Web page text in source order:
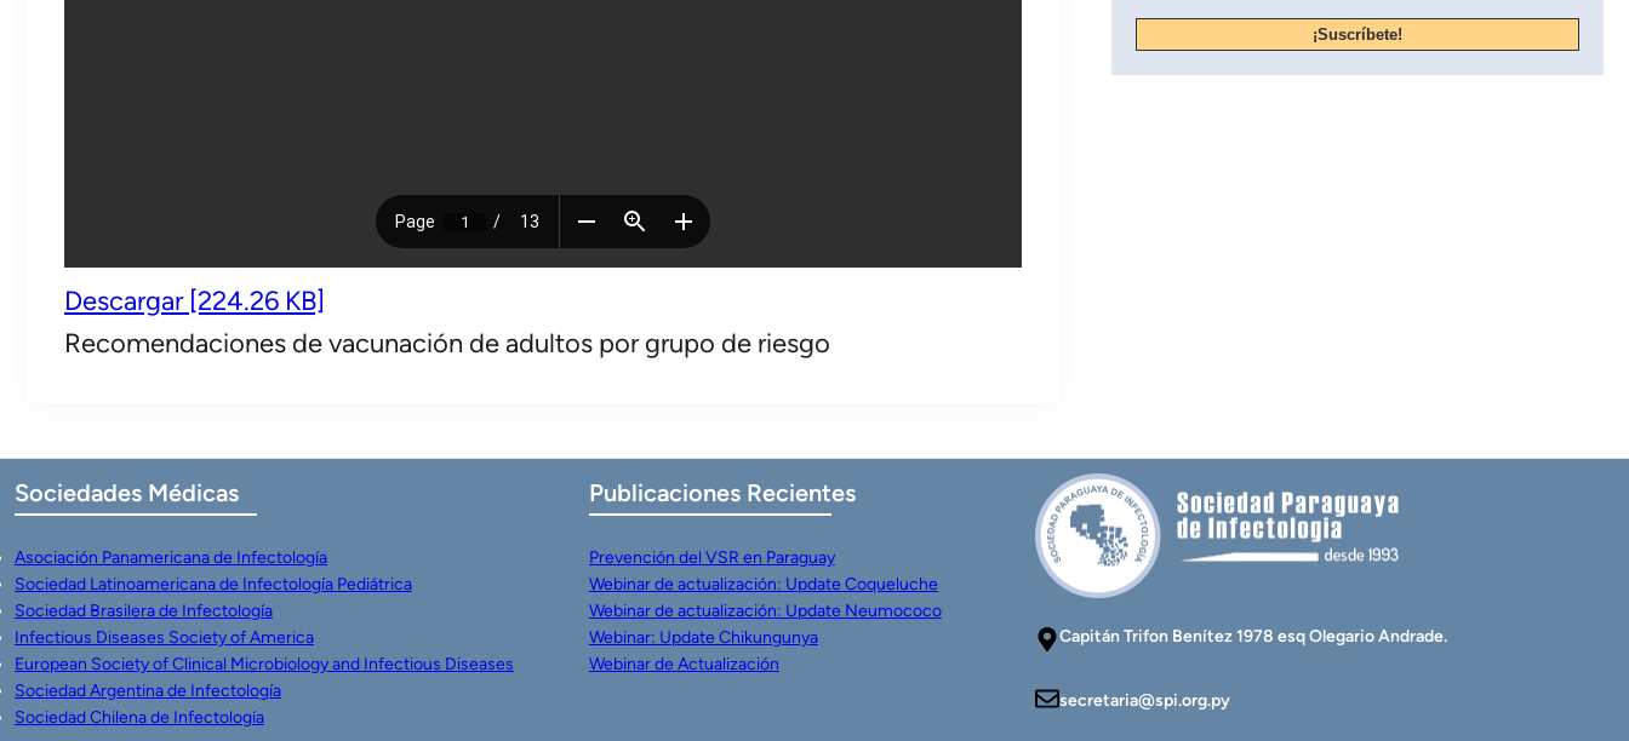
Descargar [224.26 KB]
Recomendaciones de vacunación de adultos por grupo de riesgo
Sociedades Médicas
Asociación Panamericana de Infectología
Sociedad Latinoamericana de Infectología Pediátrica
Sociedad Brasilera de Infectología
Infectious Diseases Society of America
European Society of Clinical Microbiology and Infectious Diseases
Sociedad Argentina de Infectología
Sociedad Chilena de Infectología
Publicaciones Recientes
Prevención del VSR en Paraguay
Webinar de actualización: Update Coqueluche
Webinar de actualización: Update Neumococo
Webinar: Update Chikungunya
Webinar de Actualización
Capitán Trifon Benítez 1978 esq Olegario Andrade.
secretaria@spi.org.py